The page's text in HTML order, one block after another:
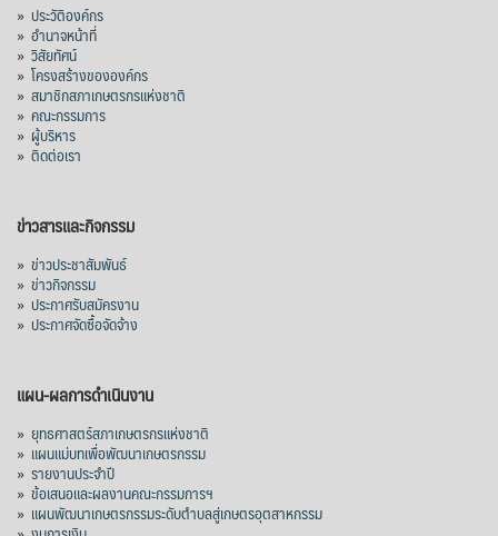
» ประวัติองค์กร
» อำนาจหน้าที่
» วิสัยทัศน์
» โครงสร้างขององค์กร
» สมาชิกสภาเกษตรกรแห่งชาติ
» คณะกรรมการ
» ผู้บริหาร
» ติดต่อเรา
ข่าวสารและกิจกรรม
» ข่าวประชาสัมพันธ์
» ข่าวกิจกรรม
» ประกาศรับสมัครงาน
» ประกาศจัดซื้อจัดจ้าง
แผน-ผลการดำเนินงาน
» ยุทธศาสตร์สภาเกษตรกรแห่งชาติ
» แผนแม่บทเพื่อพัฒนาเกษตรกรรม
» รายงานประจำปี
» ข้อเสนอและผลงานคณะกรรมการฯ
» แผนพัฒนาเกษตรกรรมระดับตำบลสู่เกษตรอุตสาหกรรม